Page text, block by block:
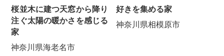
桜並木に建つ天窓から降り
注ぐ太陽の暖かさを感じる
家
神奈川県海老名市
好きを集める家
神奈川県相模原市